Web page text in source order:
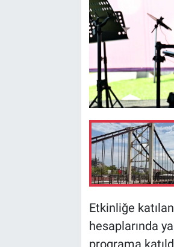
Etkinliğe
hesaplarında
programa